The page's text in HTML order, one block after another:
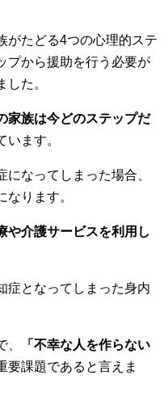
がたどる4つの心理的ステ
プから援助を行う必要が
た。
家族は今どのステップだ
います。
なってしまった場合、
ります。
や介護サービスを利用し
症となってしまった身内
「不幸な人を作らない
要課題であると言えま